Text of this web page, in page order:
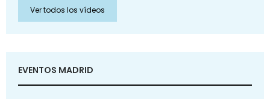
Ver todos los vídeos
EVENTOS MADRID